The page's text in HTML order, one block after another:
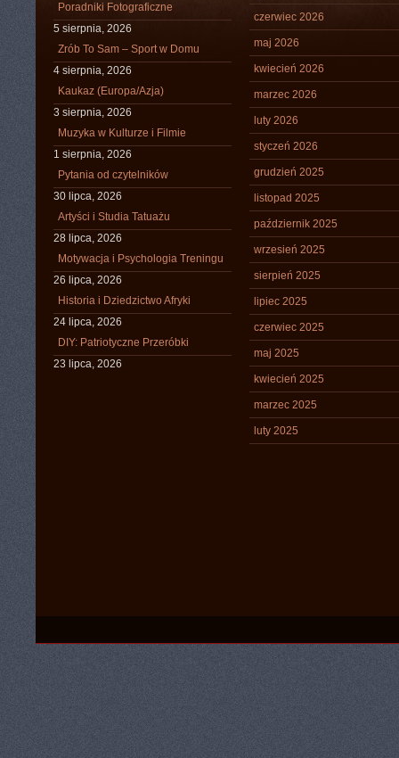
Poradniki Fotograficzne
5 sierpnia, 2026
Zrób To Sam – Sport w Domu
4 sierpnia, 2026
Kaukaz (Europa/Azja)
3 sierpnia, 2026
Muzyka w Kulturze i Filmie
1 sierpnia, 2026
Pytania od czytelników
30 lipca, 2026
Artyści i Studia Tatuażu
28 lipca, 2026
Motywacja i Psychologia Treningu
26 lipca, 2026
Historia i Dziedzictwo Afryki
24 lipca, 2026
DIY: Patriotyczne Przeróbki
23 lipca, 2026
czerwiec 2026
maj 2026
kwiecień 2026
marzec 2026
luty 2026
styczeń 2026
grudzień 2025
listopad 2025
październik 2025
wrzesień 2025
sierpień 2025
lipiec 2025
czerwiec 2025
maj 2025
kwiecień 2025
marzec 2025
luty 2025